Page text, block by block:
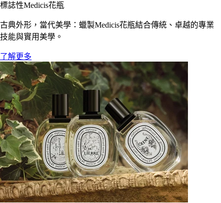
標誌性Medicis花瓶
古典外形，當代美學：蠟製Medicis花瓶結合傳統、卓越的專業
技能與實用美學。
了解更多